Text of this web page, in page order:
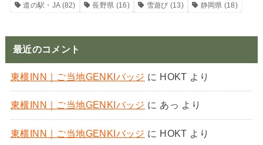
道の駅・JA(82) 長野県 (16) 雪遊び (13) 静岡県 (18)
最近のコメント
東横INN｜ご当地GENKIバッジ に HOKT より
東横INN｜ご当地GENKIバッジ に あっ より
東横INN｜ご当地GENKIバッジ に HOKT より